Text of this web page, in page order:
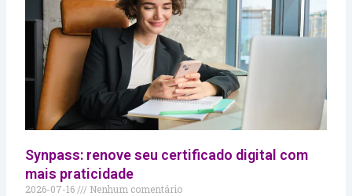
Synpass: renove seu certificado digital com
mais praticidade
2026-07-16 Nenhum comentário